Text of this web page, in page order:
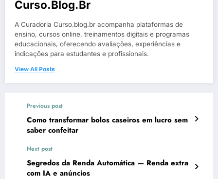
Curso.blog.br
A Curadoria Curso.blog.br acompanha plataformas de
ensino, cursos online, treinamentos digitais e programas
educacionais, oferecendo avaliações, experiências e
indicações para estudantes e profissionais.
View All Posts
Previous post
Como transformar bolos caseiros em lucro sem
saber confeitar
Next post
Segredos da Renda Automática — Renda extra
com IA e anúncios